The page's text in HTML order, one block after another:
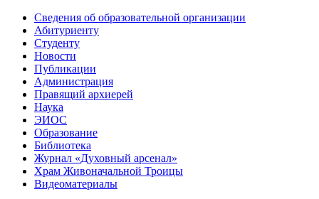
Сведения об образовательной организации
Абитуриенту
Студенту
Новости
Публикации
Администрация
Правящий архиерей
Наука
ЭИОС
Образование
Библиотека
Журнал «Духовный арсенал»
Храм Живоначальной Троицы
Видеоматериалы